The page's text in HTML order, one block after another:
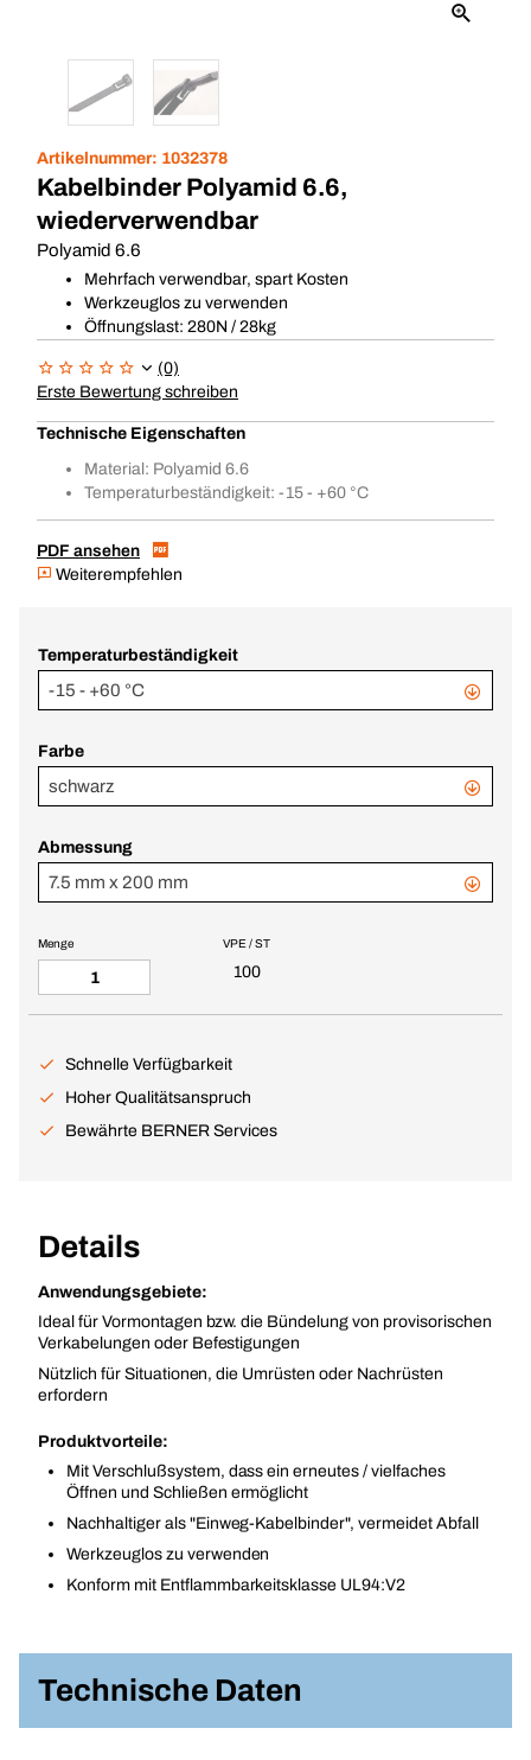
Artikelnummer: 1032378
Kabelbinder Polyamid 6.6,
wiederverwendbar
Polyamid 6.6
Mehrfach verwendbar, spart Kosten
Werkzeuglos zu verwenden
Öffnungslast: 280N / 28kg
(0)
Erste Bewertung schreiben
Technische Eigenschaften
Material: Polyamid 6.6
Temperaturbeständigkeit: -15 - +60 °C
PDF ansehen
Weiterempfehlen
Temperaturbeständigkeit
-15 - +60 °C
Farbe
schwarz
Abmessung
7.5 mm x 200 mm
VPE / ST
100
Menge
Schnelle Verfügbarkeit
Hoher Qualitätsanspruch
Bewährte BERNER Services
Details
Anwendungsgebiete:
Ideal für Vormontagen bzw. die Bündelung von provisorischen
Verkabelungen oder Befestigungen
Nützlich für Situationen, die Umrüsten oder Nachrüsten
erfordern
Produktvorteile:
Mit Verschlußsystem, dass ein erneutes / vielfaches
Öffnen und Schließen ermöglicht
Nachhaltiger als "Einweg-Kabelbinder", vermeidet Abfall
Werkzeuglos zu verwenden
Konform mit Entflammbarkeitsklasse UL94:V2
Technische Daten